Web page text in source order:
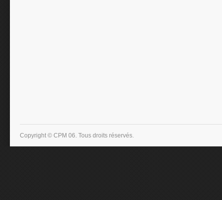
Copyright © CPM 06. Tous droits réservés.